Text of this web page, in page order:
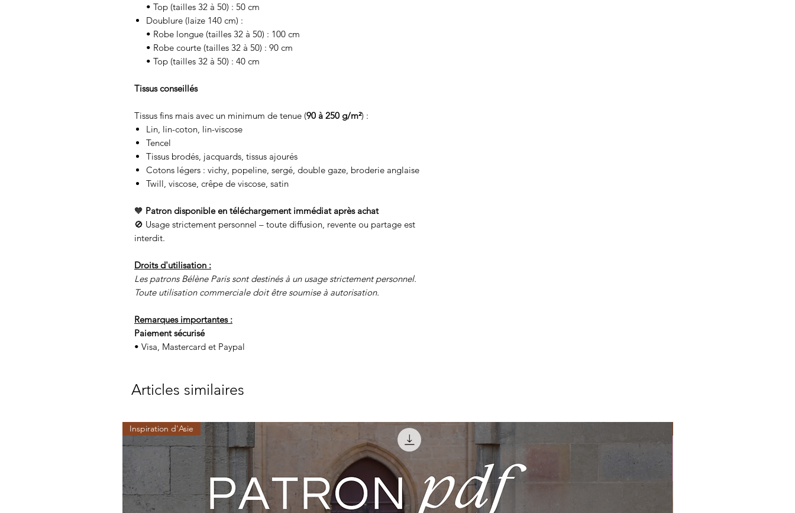
• Top (tailles 32 à 50) : 50 cm
Doublure (laize 140 cm) :
• Robe longue (tailles 32 à 50) : 100 cm
• Robe courte (tailles 32 à 50) : 90 cm
• Top (tailles 32 à 50) : 40 cm
Tissus conseillés
Tissus fins mais avec un minimum de tenue (90 à 250 g/m²) :
Lin, lin-coton, lin-viscose
Tencel
Tissus brodés, jacquards, tissus ajourés
Cotons légers : vichy, popeline, sergé, double gaze, broderie anglaise
Twill, viscose, crêpe de viscose, satin
🧡 Patron disponible en téléchargement immédiat après achat
🚫 Usage strictement personnel – toute diffusion, revente ou partage est
interdit.
Droits d'utilisation :
Les patrons Bélène Paris sont destinés à un usage strictement personnel.
Toute utilisation commerciale doit être soumise à autorisation.
Remarques importantes :
Paiement sécurisé
• Visa, Mastercard et Paypal
Articles similaires
Inspiration d'Asie